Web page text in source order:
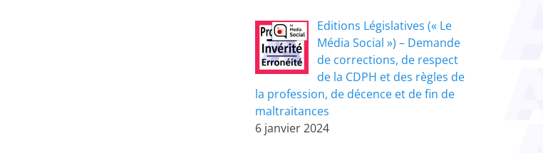
Editions Législatives (« Le
Média Social ») – Demande
de corrections, de respect
de la CDPH et des règles de
la profession, de décence et de fin de
maltraitances
6 janvier 2024